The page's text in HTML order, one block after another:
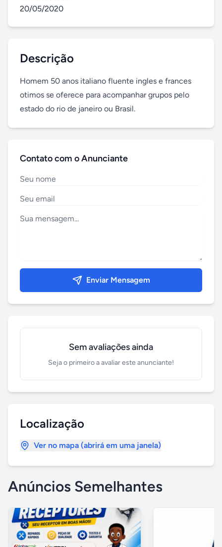
20/05/2020
Descrição
Homem 50 anos italiano fluente ingles e frances
otimos se oferece para acompanhar grupos pelo
estado do rio de janeiro ou Brasil.
Contato com o Anunciante
Enviar Mensagem
Sem avaliações ainda
Seja o primeiro a avaliar este anunciante!
Localização
Ver no mapa (abrirá em uma janela)
Anúncios Semelhantes